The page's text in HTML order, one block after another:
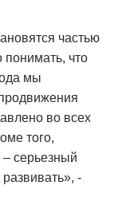
частью
понимать, что
мы
во всех
того,
серьезный
-